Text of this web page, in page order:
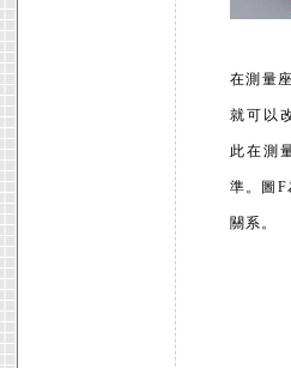
在測量
就可以
此在測
準。圖F
關系。